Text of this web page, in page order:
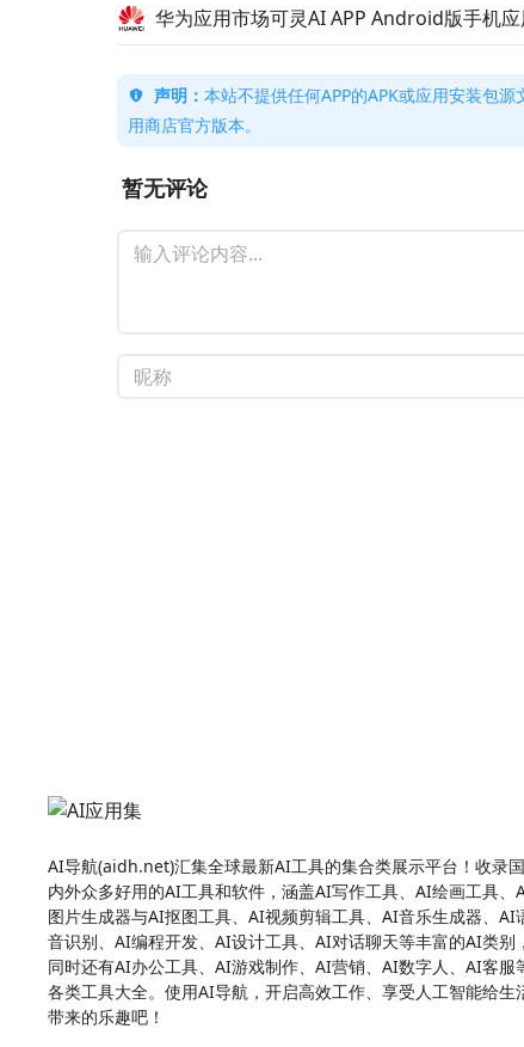
华为应用市场可灵AI APP Android版手机
声明：本站不提供任何APP的APK或应用安装包
用商店官方版本。
暂无评论
AI导航(aidh.net)汇集全球最新AI工具的集合类展示平台！收录国
内外众多好用的AI工具和软件，涵盖AI写作工具、AI绘画工具、
图片生成器与AI抠图工具、AI视频剪辑工具、AI音乐生成器、AI
音识别、AI编程开发、AI设计工具、AI对话聊天等丰富的AI类别，
同时还有AI办公工具、AI游戏制作、AI营销、AI数字人、AI客服
各类工具大全。使用AI导航，开启高效工作、享受人工智能给生
带来的乐趣吧！